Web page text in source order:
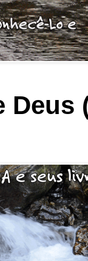
Deus